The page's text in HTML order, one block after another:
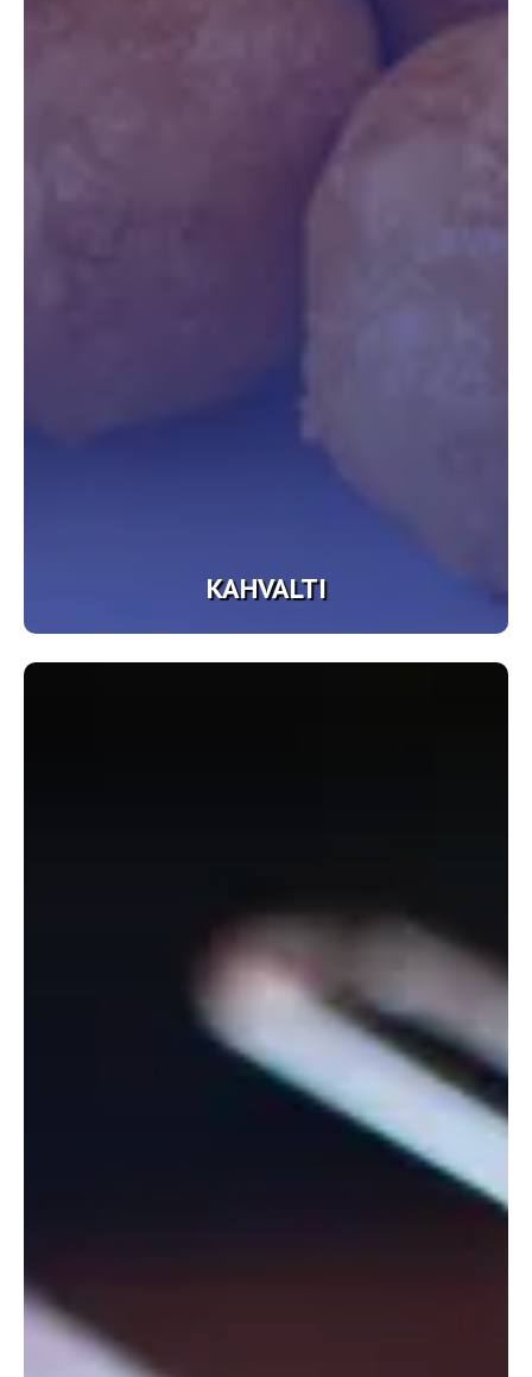
KAHVALTI